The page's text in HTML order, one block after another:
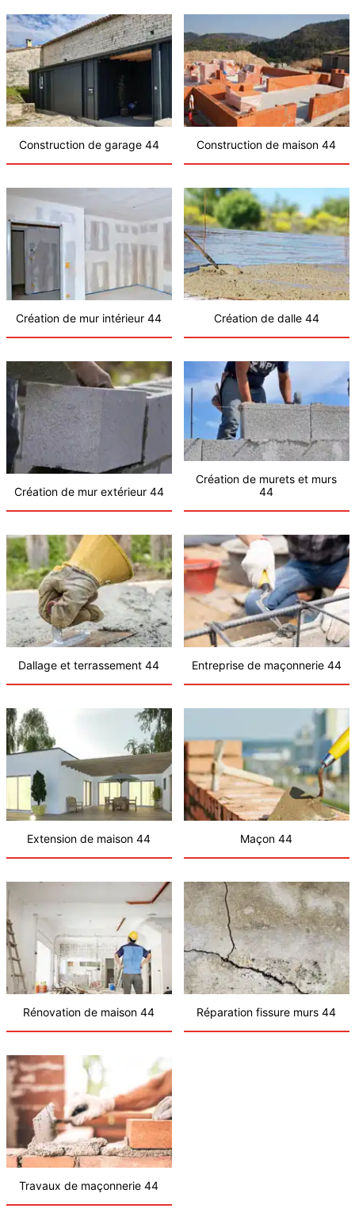
Construction de garage 44 Construction de maison 44
Création de mur intérieur 44 Création de dalle 44
Création de mur extérieur 44
Création de murets et murs
44
Dallage et terrassement 44 Entreprise de maçonnerie 44
Extension de maison 44 Maçon 44
Rénovation de maison 44 Réparation fissure murs 44
Travaux de maçonnerie 44